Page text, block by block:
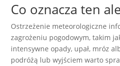
Co oznacza ten
Ostrzeżenie meteorologiczne
zagrożeniu pogodowym, takim
intensywne opady, upał, mróz
podróżą lub wyjściem warto